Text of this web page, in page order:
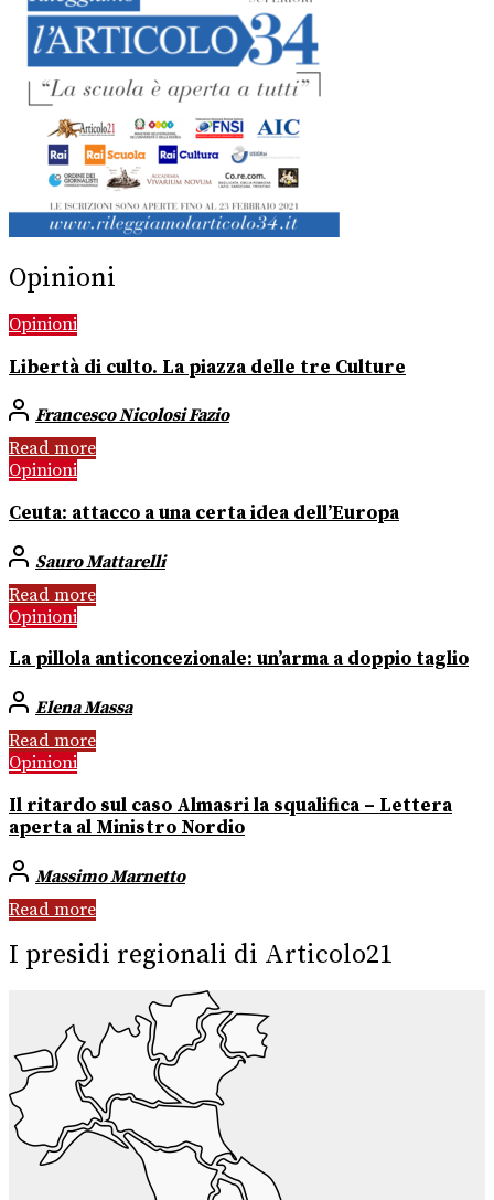
Opinioni
Opinioni
Libertà di culto. La piazza delle tre Culture
Francesco Nicolosi Fazio
Read more
Opinioni
Ceuta: attacco a una certa idea dell’Europa
Sauro Mattarelli
Read more
Opinioni
La pillola anticoncezionale: un’arma a doppio taglio
Elena Massa
Read more
Opinioni
Il ritardo sul caso Almasri la squalifica – Lettera
aperta al Ministro Nordio
Massimo Marnetto
Read more
I presidi regionali di Articolo21